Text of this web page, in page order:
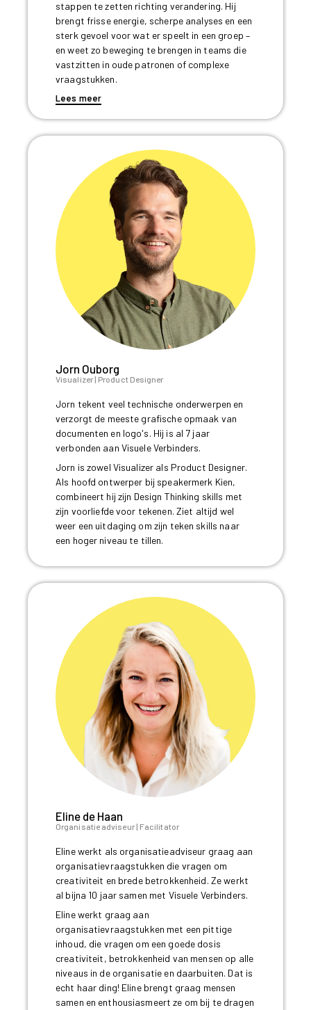
stappen te zetten richting verandering. Hij
brengt frisse energie, scherpe analyses en een
sterk gevoel voor wat er speelt in een groep –
en weet zo beweging te brengen in teams die
vastzitten in oude patronen of complexe
vraagstukken.
Lees meer
Jorn Ouborg
Visualizer | Product Designer
Jorn tekent veel technische onderwerpen en
verzorgt de meeste grafische opmaak van
documenten en logo's. Hij is al 7 jaar
verbonden aan Visuele Verbinders.
Jorn is zowel Visualizer als Product Designer.
Als hoofd ontwerper bij speakermerk Kien,
combineert hij zijn Design Thinking skills met
zijn voorliefde voor tekenen. Ziet altijd wel
weer een uitdaging om zijn teken skills naar
een hoger niveau te tillen.
Eline de Haan
Organisatie adviseur | Facilitator
Eline werkt als organisatieadviseur graag aan
organisatievraagstukken die vragen om
creativiteit en brede betrokkenheid. Ze werkt
al bijna 10 jaar samen met Visuele Verbinders.
Eline werkt graag aan
organisatievraagstukken met een pittige
inhoud, die vragen om een goede dosis
creativiteit, betrokkenheid van mensen op alle
niveaus in de organisatie en daarbuiten. Dat is
echt haar ding! Eline brengt graag mensen
samen en enthousiasmeert ze om bij te dragen